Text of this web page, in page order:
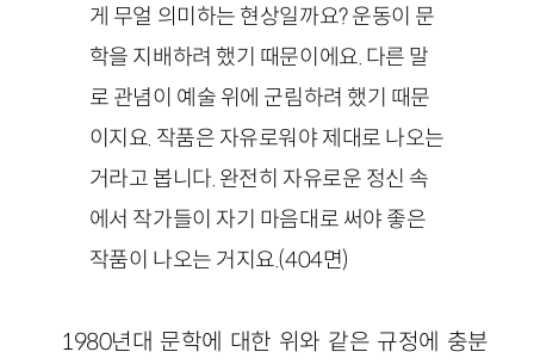
게 무얼 의미하는 현상일까요? 운동이 문
학을 지배하려 했기 때문이에요. 다른 말
로 관념이 예술 위에 군림하려 했기 때문
이지요. 작품은 자유로워야 제대로 나오는
거라고 봅니다. 완전히 자유로운 정신 속
에서 작가들이 자기 마음대로 써야 좋은
작품이 나오는 거지요.(404면)
1980년대 문학에 대한 위와 같은 규정에 충분